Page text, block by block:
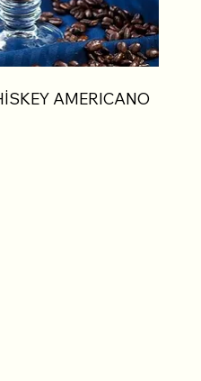
AMERICANO